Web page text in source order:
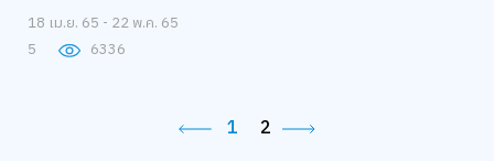
นิทรรศการที่เหล่าเทรนเนอร์
พลาดไม่ได้
18 เม.ย. 65 - 22 พ.ค. 65
5
6336
1 2